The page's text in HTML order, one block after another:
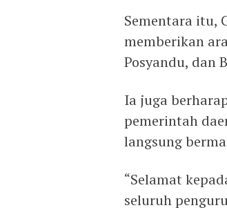
Sementara itu,
memberikan
Posyandu, dan
Ia juga
pemerintah
langsung
“Selamat
seluruh